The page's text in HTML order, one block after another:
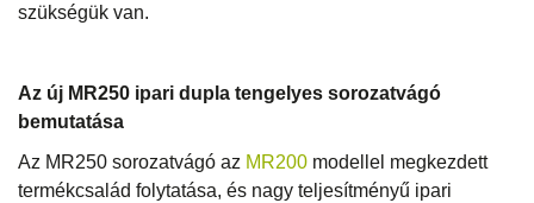
szükségük van.
Az új MR250 ipari dupla tengelyes sorozatvágó
bemutatása
Az MR250 sorozatvágó az MR200 modellel megkezdett
termékcsalád folytatása, és nagy teljesítményű ipari